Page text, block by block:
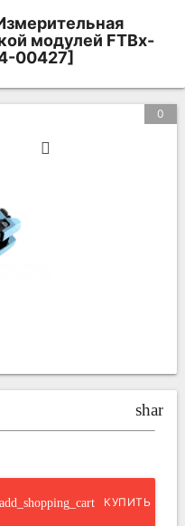
модулей FTBx-
00427]
0
share
add_shopping_cart КУПИТЬ